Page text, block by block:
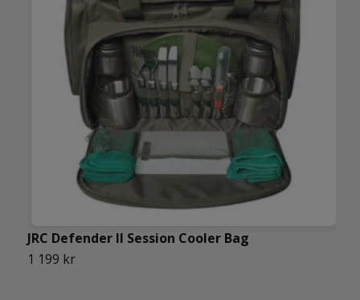
JRC Defender II Session Cooler Bag
1 199 kr